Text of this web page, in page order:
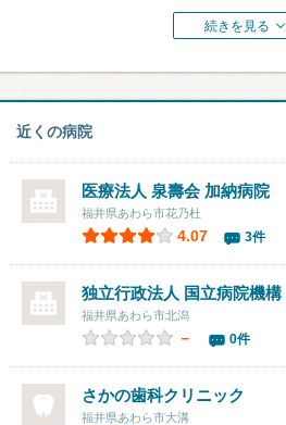
続きを見る
近くの病院
医療法人 泉壽会 加納病院
福井県あわら市花乃杜
4.07 3件
独立行政法人 国立病院機構
福井県あわら市北潟
－ 0件
さかの歯科クリニック
福井県あわら市大溝